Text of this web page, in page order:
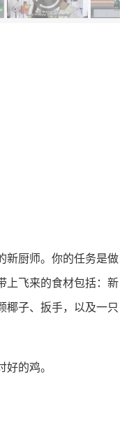
新厨师。你的任务是做
上飞来的食材包括：新
子、扳手，以及一只
的鸡。